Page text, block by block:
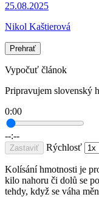
25.08.2025
Nikol Kaštierová
Prehrať
Vypočuť článok
Pripravujem slovenský
0:00
--:--
Zastaviť Rýchlosť
Kolísání hmotnosti je
kilo nahoru či dolů se
tehdy, když se váha